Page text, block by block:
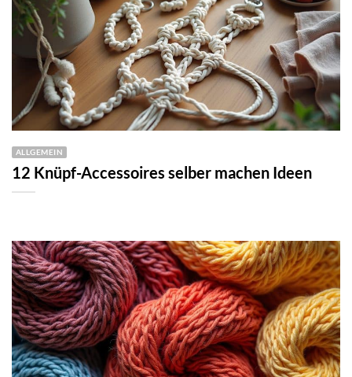
ALLGEMEIN
12 Knüpf-Accessoires selber machen Ideen